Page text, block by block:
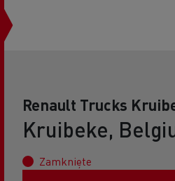
Renault Trucks
Kruibeke,
Zamknięte